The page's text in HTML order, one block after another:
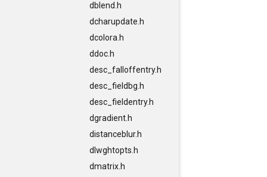
dblend.h
dcharupdate.h
dcolora.h
ddoc.h
desc_falloffentry.h
desc_fieldbg.h
desc_fieldentry.h
dgradient.h
distanceblur.h
dlwghtopts.h
dmatrix.h